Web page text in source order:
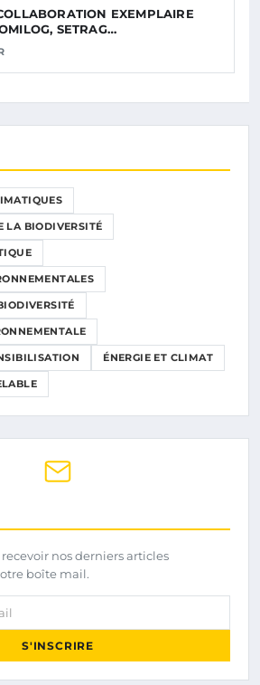
EXEMPLAIRE
SETRAG…
LA BIODIVERSITÉ
ÉNERGIE ET CLIMAT
nos derniers articles
boîte mail.
S'INSCRIRE